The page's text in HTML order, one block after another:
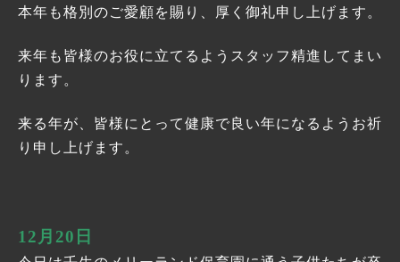
本年も格別のご愛顧を賜り、厚く御礼申し上げます。
来年も皆様のお役に立てるようスタッフ精進してまい
ります。
来る年が、皆様にとって健康で良い年になるようお祈
り申し上げます。
12月20日